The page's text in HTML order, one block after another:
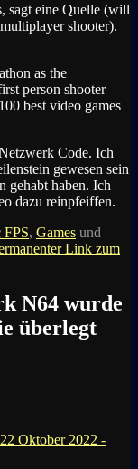
sagt eine Quelle (will
shooter).
as the
person shooter
best video games
Code. Ich
gewesen sein
gehabt haben. Ich
dazu reinpfeiffen.
FPS, Games und
Link zum
N64 wurde
überlegt
Oktober 2022 -